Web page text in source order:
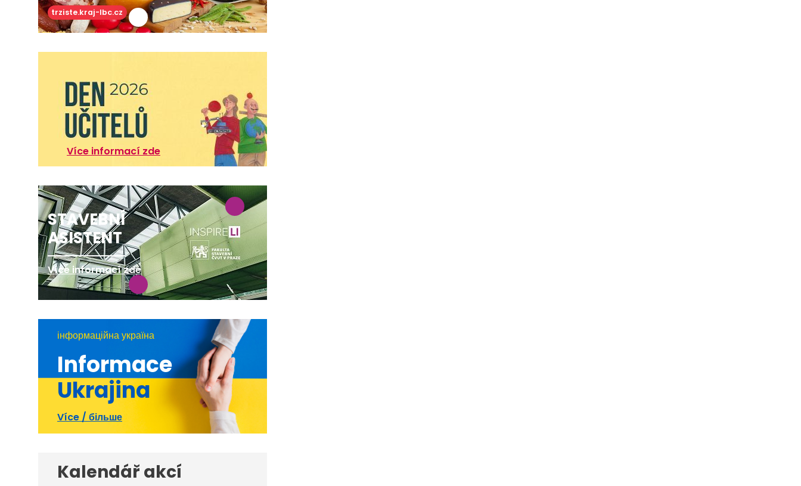
trziste.kraj-lbc.cz
Více informací zde
STAVEBNÍ
ASISTENT
Více informací zde
інформаційна україна
Informace
Ukrajina
Více / більше
Kalendář akcí